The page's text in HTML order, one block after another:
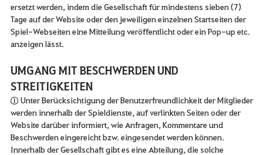
ersetzt werden, indem die Gesellschaft für mindestens sieben (7)
Tage auf der Website oder den jeweiligen einzelnen Startseiten der
Spiel-Webseiten eine Mitteilung veröffentlicht oder ein Pop-up etc.
anzeigen lässt.
UMGANG MIT BESCHWERDEN UND
STREITIGKEITEN
① Unter Berücksichtigung der Benutzerfreundlichkeit der Mitglieder
werden innerhalb der Spieldienste, auf verlinkten Seiten oder der
Website darüber informiert, wie Anfragen, Kommentare und
Beschwerden eingereicht bzw. eingesendet werden können.
Innerhalb der Gesellschaft gibt es eine Abteilung, die solche